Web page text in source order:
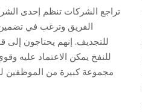
تراجع الشركات تنظم إحدى
الفريق وترغب في
للتجديف. إنهم يحتاجون إلى
للنفخ يمكن الاعتماد عليه
مجموعة كبيرة من الموظفين